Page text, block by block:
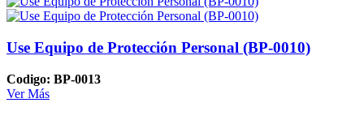
Use Equipo de Protección Personal (BP-0010)
Codigo: BP-0013
Ver Más